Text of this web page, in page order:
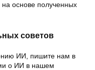
основе полученных
советов
ИИ, пишите нам в
о ИИ в нашем